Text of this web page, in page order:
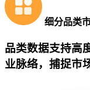
细分品类
品类数据支持高
业脉络，捕捉市